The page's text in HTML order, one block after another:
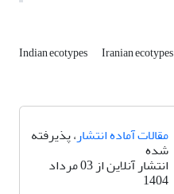
Indian ecotypes Iranian ecotypes
مقالات آماده انتشار، پذیرفته
شده
انتشار آنلاین از 03 مرداد
1404